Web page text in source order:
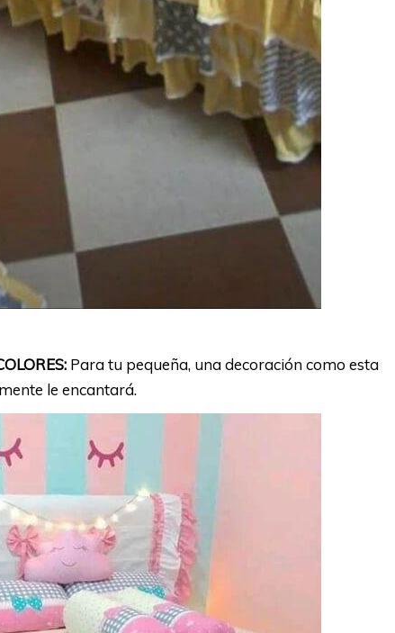
Para tu pequeña, una decoración como esta
le encantará.